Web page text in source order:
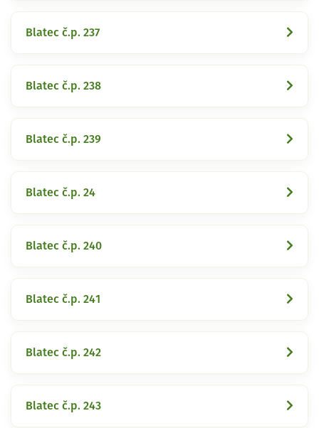
Blatec č.p. 237
Blatec č.p. 238
Blatec č.p. 239
Blatec č.p. 24
Blatec č.p. 240
Blatec č.p. 241
Blatec č.p. 242
Blatec č.p. 243